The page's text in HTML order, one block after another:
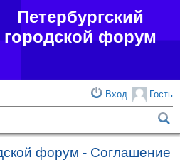
Петербургский
городской форум
Гость
Вход
о
форум - Соглашение